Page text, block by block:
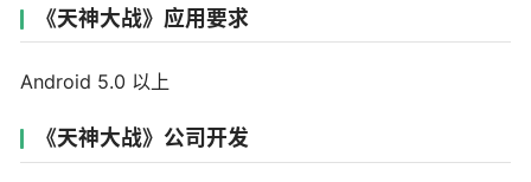
《天神大战》应用要求
Android 5.0 以上
《天神大战》公司开发